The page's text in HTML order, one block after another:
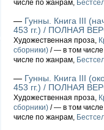
числе по жанрам,
— Гунны. Книга III
453 гг.) / ПОЛНАЯ
Художественная проза,
сборники) / — в том
числе по жанрам,
— Гунны. Книга III
453 гг.) / ПОЛНАЯ
Художественная проза,
сборники) / — в том
числе по жанрам,